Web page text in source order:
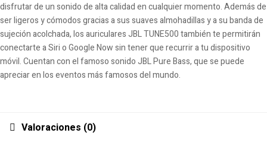
disfrutar de un sonido de alta calidad en cualquier momento. Además de
ser ligeros y cómodos gracias a sus suaves almohadillas y a su banda de
sujeción acolchada, los auriculares JBL TUNE500 también te permitirán
conectarte a Siri o Google Now sin tener que recurrir a tu dispositivo
móvil. Cuentan con el famoso sonido JBL Pure Bass, que se puede
apreciar en los eventos más famosos del mundo.
Valoraciones (0)